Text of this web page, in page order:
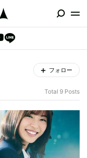
フォロー
Total 9 Posts